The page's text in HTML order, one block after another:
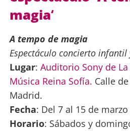
magia‘
A tempo de magia
Espectáculo concierto
Lugar: Auditorio Sony de
Música Reina Sofía. Calle
Madrid.
Fecha: Del 7 al 15 de
Horario: Sábados y